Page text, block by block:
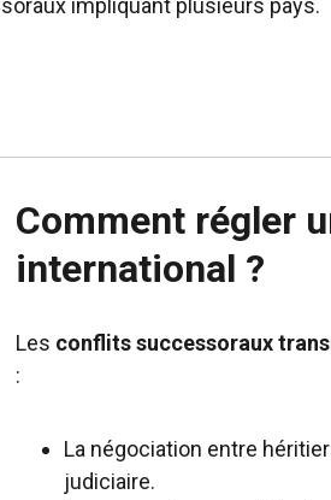
impliquant plusieurs pays.
Comment régler
international ?
Les conflits successoraux
:
La négociation entre
judiciaire.